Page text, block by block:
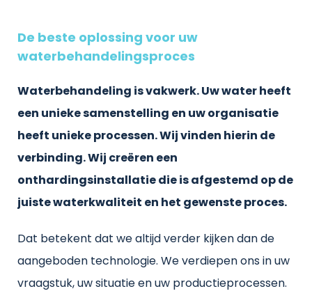
De beste oplossing voor uw
waterbehandelingsproces
Waterbehandeling is vakwerk. Uw water heeft
een unieke samenstelling en uw organisatie
heeft unieke processen. Wij vinden hierin de
verbinding. Wij creëren een
onthardingsinstallatie die is afgestemd op de
juiste waterkwaliteit en het gewenste proces.
Dat betekent dat we altijd verder kijken dan de
aangeboden technologie. We verdiepen ons in uw
vraagstuk, uw situatie en uw productieprocessen.